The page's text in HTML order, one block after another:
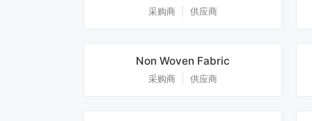
采购商 供应商
Non Woven Fabric
采购商 供应商